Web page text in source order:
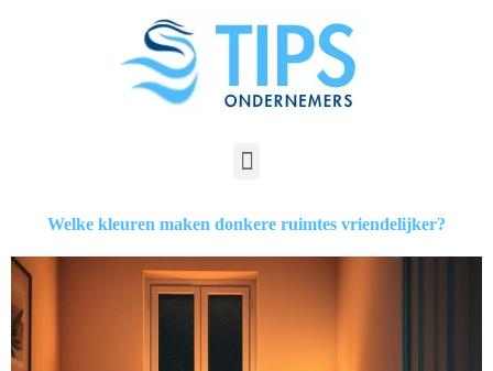
Welke kleuren maken donkere ruimtes vriendelijker?